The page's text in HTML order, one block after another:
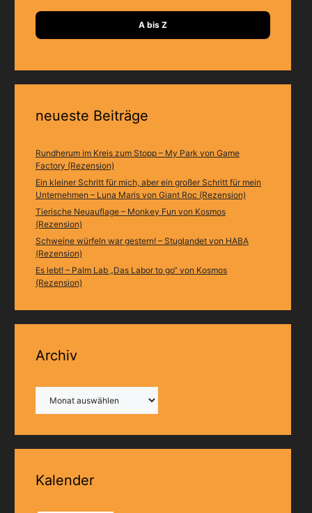
A bis Z
neueste Beiträge
Rundherum im Kreis zum Stopp – My Park von Game
Factory (Rezension)
Ein kleiner Schritt für mich, aber ein großer Schritt für mein
Unternehmen – Luna Maris von Giant Roc (Rezension)
Tierische Neuauflage – Monkey Fun von Kosmos
(Rezension)
Schweine würfeln war gestern! – Stuglandet von HABA
(Rezension)
Es lebt! – Palm Lab „Das Labor to go“ von Kosmos
(Rezension)
Archiv
Kalender